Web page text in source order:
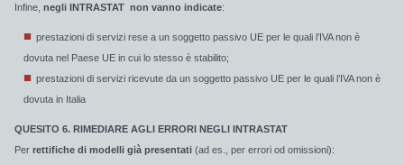
Infine, negli INTRASTAT non vanno indicate:
prestazioni di servizi rese a un soggetto passivo UE per le quali l’IVA non è
dovuta nel Paese UE in cui lo stesso è stabilito;
prestazioni di servizi ricevute da un soggetto passivo UE per le quali l’IVA non è
dovuta in Italia
QUESITO 6. RIMEDIARE AGLI ERRORI NEGLI INTRASTAT
Per rettifiche di modelli già presentati (ad es., per errori od omissioni):